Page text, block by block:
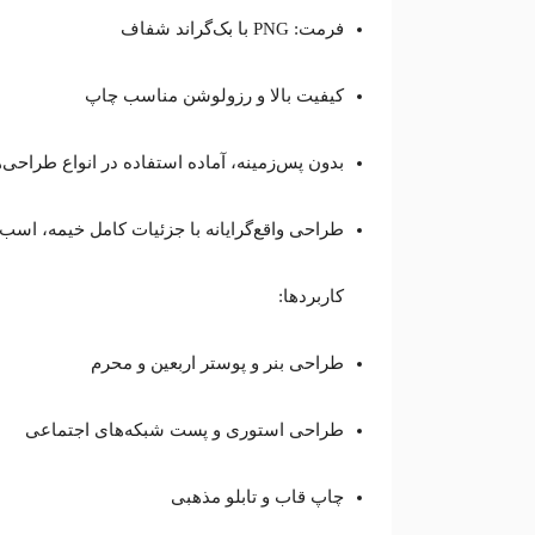
فرمت: PNG با بک‌گراند شفاف
کیفیت بالا و رزولوشن مناسب چاپ
بدون پس‌زمینه، آماده استفاده در انواع
طراحی واقع‌گرایانه با جزئیات کامل خیمه،
کاربردها:
طراحی بنر و پوستر اربعین و محرم
طراحی استوری و پست شبکه‌های اجتماعی
چاپ قاب و تابلو مذهبی